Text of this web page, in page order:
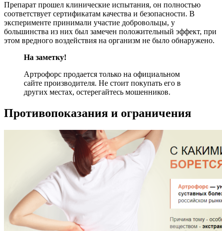
Препарат прошел клинические испытания, он полностью
соответствует сертификатам качества и безопасности. В
эксперименте принимали участие добровольцы, у
большинства из них был замечен положительный эффект, при
этом вредного воздействия на организм не было обнаружено.
На заметку!
Артрофорс продается только на официальном
сайте производителя. Не стоит покупать его в
других местах, остерегайтесь мошенников.
Противопоказания и ограничения